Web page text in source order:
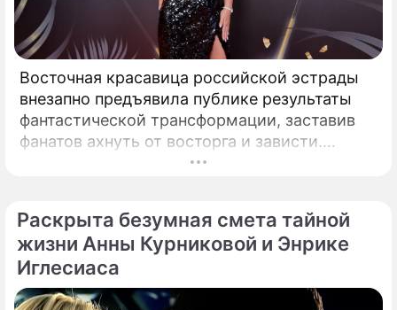
Восточная красавица российской эстрады
внезапно предъявила публике результаты
фантастической трансформации, заставив
фанатов ахнуть от восторга и зависти.
Знаменитая певица Жасмин всегда
спровоцировали настоящую бурю в Сети.
Раскрыта безумная смета тайной
жизни Анны Курниковой и Энрике
Иглесиаса